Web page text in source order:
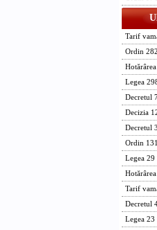
Tarif
Ordin
Legea
Decretul
Decizia
Decretul
Ordin
Legea 29
Tarif
Decretul
Legea 23